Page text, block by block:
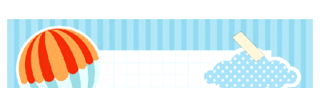
恩沛科技股份有限公司將有權停止該用戶之使用額度並採取法律行動。